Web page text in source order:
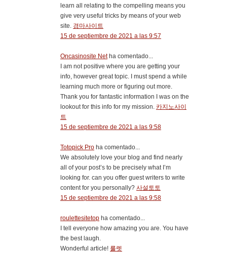
learn all relating to the compelling means you
give very useful tricks by means of your web
site. 경마사이트
15 de septiembre de 2021 a las 9:57
Oncasinosite Netha comentado...
I am not positive where you are getting your
info, however great topic. I must spend a while
learning much more or figuring out more.
Thank you for fantastic information I was on the
lookout for this info for my mission. 카지노사이
트
15 de septiembre de 2021 a las 9:58
Totopick Pro ha comentado...
We absolutely love your blog and find nearly
all of your post’s to be precisely what I’m
looking for. can you offer guest writers to write
content for you personally? 사설토토
15 de septiembre de 2021 a las 9:58
roulettesitetop ha comentado...
I tell everyone how amazing you are. You have
the best laugh.
Wonderful article! 룰렛